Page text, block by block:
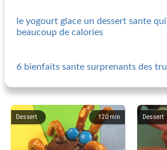
le yogourt glace un dessert sante
beaucoup de calories
6 bienfaits sante surprenants des
120min
Dessert Dessert